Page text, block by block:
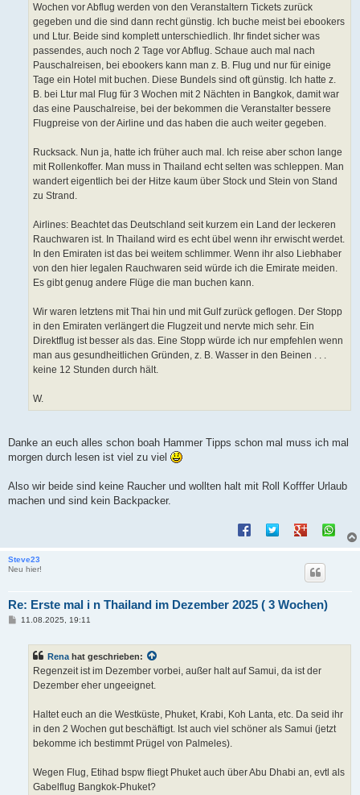
Wochen vor Abflug werden von den Veranstaltern Tickets zurück
gegeben und die sind dann recht günstig. Ich buche meist bei ebookers
und Ltur. Beide sind komplett unterschiedlich. Ihr findet sicher was
passendes, auch noch 2 Tage vor Abflug. Schaue auch mal nach
Pauschalreisen, bei ebookers kann man z. B. Flug und nur für einige
Tage ein Hotel mit buchen. Diese Bundels sind oft günstig. Ich hatte z.
B. bei Ltur mal Flug für 3 Wochen mit 2 Nächten in Bangkok, damit war
das eine Pauschalreise, bei der bekommen die Veranstalter bessere
Flugpreise von der Airline und das haben die auch weiter gegeben.
Rucksack. Nun ja, hatte ich früher auch mal. Ich reise aber schon lange
mit Rollenkoffer. Man muss in Thailand echt selten was schleppen. Man
wandert eigentlich bei der Hitze kaum über Stock und Stein von Stand
zu Strand.
Airlines: Beachtet das Deutschland seit kurzem ein Land der leckeren
Rauchwaren ist. In Thailand wird es echt übel wenn ihr erwischt werdet.
In den Emiraten ist das bei weitem schlimmer. Wenn ihr also Liebhaber
von den hier legalen Rauchwaren seid würde ich die Emirate meiden.
Es gibt genug andere Flüge die man buchen kann.
Wir waren letztens mit Thai hin und mit Gulf zurück geflogen. Der Stopp
in den Emiraten verlängert die Flugzeit und nervte mich sehr. Ein
Direktflug ist besser als das. Eine Stopp würde ich nur empfehlen wenn
man aus gesundheitlichen Gründen, z. B. Wasser in den Beinen . . .
keine 12 Stunden durch hält.
W.
Danke an euch alles schon boah Hammer Tipps schon mal muss ich mal
morgen durch lesen ist viel zu viel
Also wir beide sind keine Raucher und wollten halt mit Roll Kofffer Urlaub
machen und sind kein Backpacker.
Steve23
Neu hier!
Re: Erste mal i n Thailand im Dezember 2025 ( 3 Wochen)
B11.08.2025, 19:11
Rena hat geschrieben:
Regenzeit ist im Dezember vorbei, außer halt auf Samui, da ist der
Dezember eher ungeeignet.
Haltet euch an die Westküste, Phuket, Krabi, Koh Lanta, etc. Da seid ihr
in den 2 Wochen gut beschäftigt. Ist auch viel schöner als Samui (jetzt
bekomme ich bestimmt Prügel von Palmeles).
Wegen Flug, Etihad bspw fliegt Phuket auch über Abu Dhabi an, evtl als
Gabelflug Bangkok-Phuket?